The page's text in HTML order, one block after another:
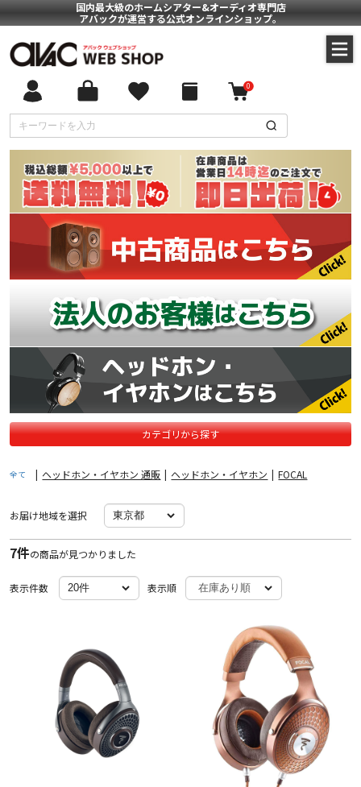
国内最大級のホームシアター&オーディオ専門店
アバックが運営する公式オンラインショップ。
0
カテゴリから探す
全て | ヘッドホン・イヤホン 通販 | ヘッドホン・イヤホン | FOCAL
お届け地域を選択
7件の商品が見つかりました
表示件数 表示順